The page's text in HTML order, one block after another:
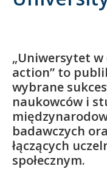
Absolwent
„Uniwersytet
action” to
wybrane
naukowców i
badawczych
łączących
społecznym.